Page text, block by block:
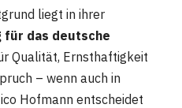
liegt in ihrer
für das deutsche
Qualität, Ernsthaftigkeit
– wenn auch in
Hofmann entscheidet